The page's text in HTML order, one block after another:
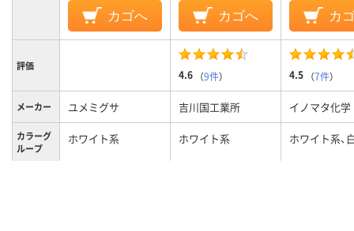
カゴへ カゴへ カ
評価
4.6 （9件） 4.5 （7件）
メーカー ユメミグサ 吉川国工業所 イノマタ化学
カラーグ
ループ
ホワイト系 ホワイト系 ホワイト系、